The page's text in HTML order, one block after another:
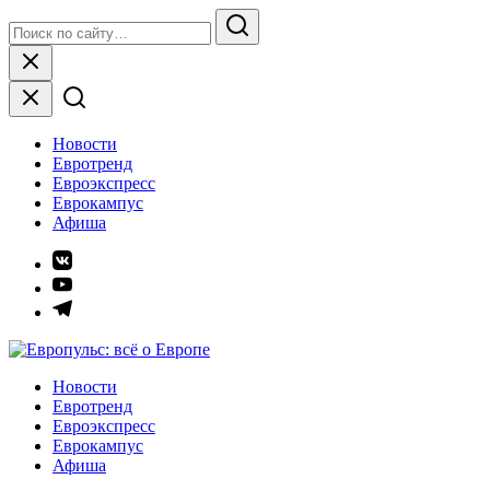
to
content
for:
Search
Close
Новости
Евротренд
Евроэкспресс
Еврокампус
Афиша
Элемент
меню
Элемент
меню
Элемент
Европульс: всё о Европе
Новости
Евротренд
Евроэкспресс
Еврокампус
Афиша